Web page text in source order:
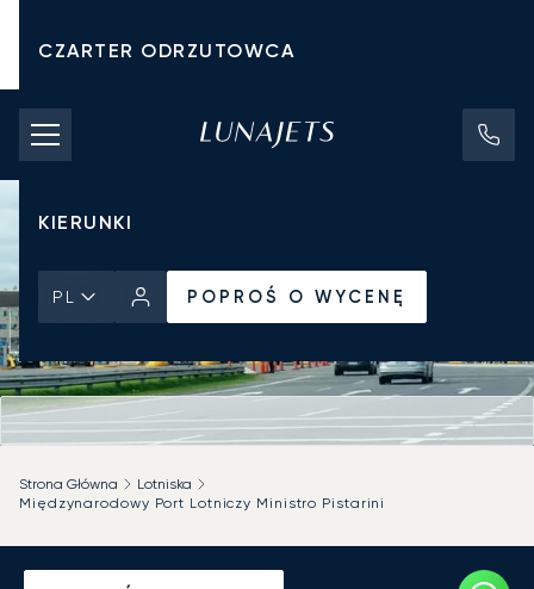
CZARTER ODRZUTOWCA
KOSZTY CZARTERU
PRYWATNE ODRZUTOWCE
KIERUNKI
PL POPROŚ O WYCENĘ
Strona Główna
Lotniska
Międzynarodowy Port Lotniczy Ministro Pistarini